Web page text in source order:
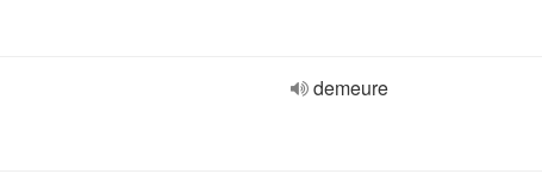
demeure